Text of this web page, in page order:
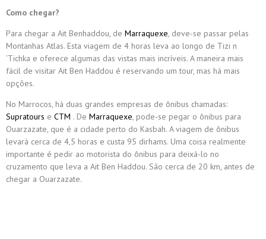
Como chegar?
Para chegar a Ait Benhaddou, de Marraquexe, deve-se passar pelas
Montanhas Atlas. Esta viagem de 4 horas leva ao longo de Tizi n
‘Tichka e oferece algumas das vistas mais incríveis. A maneira mais
fácil de visitar Ait Ben Haddou é reservando um tour, mas há mais
opções.
No Marrocos, há duas grandes empresas de ônibus chamadas:
Supratours e CTM . De Marraquexe, pode-se pegar o ônibus para
Ouarzazate, que é a cidade perto do Kasbah. A viagem de ônibus
levará cerca de 4,5 horas e custa 95 dirhams. Uma coisa realmente
importante é pedir ao motorista do ônibus para deixá-lo no
cruzamento que leva a Ait Ben Haddou. São cerca de 20 km, antes de
chegar a Ouarzazate.